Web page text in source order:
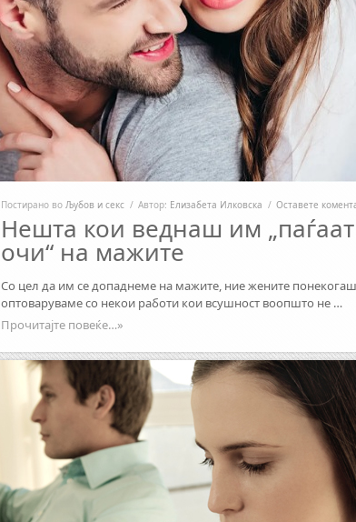
Постирано во Љубов и секс / Автор: Елизабета Илковска / Оставете
Нешта кои веднаш им
очи“ на мажите
Со цел да им се допаднеме на мажите, ние жените
оптоваруваме со некои работи кои всушност воопшто не …
Прочитајте повеќе…»